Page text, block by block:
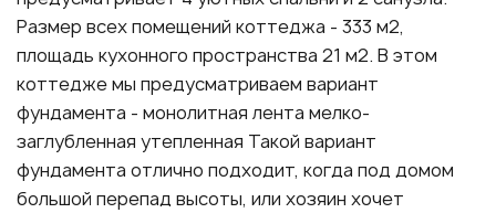
Размер всех помещений коттеджа - 333 м2,
площадь кухонного пространства 21 м2. В этом
коттедже мы предусматриваем вариант
фундамента - монолитная лента мелко-
заглубленная утепленная Такой вариант
фундамента отлично подходит, когда под домом
большой перепад высоты, или хозяин хочет